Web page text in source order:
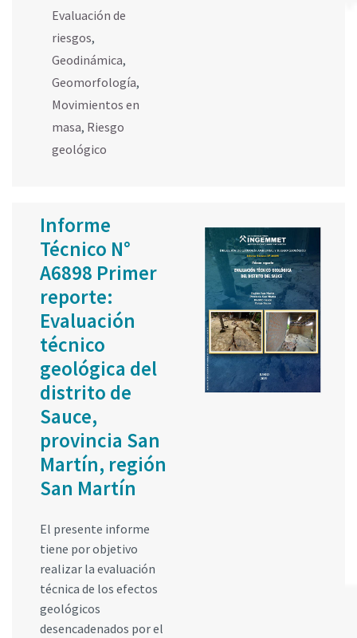
Evaluación de
riesgos,
Geodinámica,
Geomorfología,
Movimientos en
masa, Riesgo
geológico
Informe
Técnico N°
A6898 Primer
reporte:
Evaluación
técnico
geológica del
distrito de
Sauce,
provincia San
Martín, región
San Martín
El presente informe
tiene por objetivo
realizar la evaluación
técnica de los efectos
geológicos
desencadenados por el